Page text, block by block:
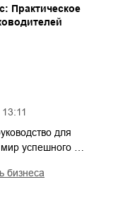
Практическое
для
успешного …
бизнеса